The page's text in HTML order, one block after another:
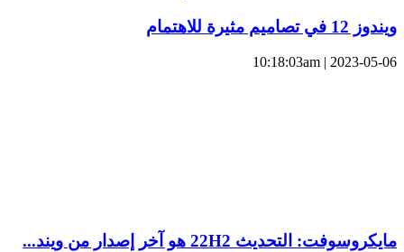
ويندوز 12 في تصاميم مثيرة للاهتمام
2023-05-06 | 10:18:03am
مايكروسوفت: التحديث 22H2 هو آخر إصدار من ويند...